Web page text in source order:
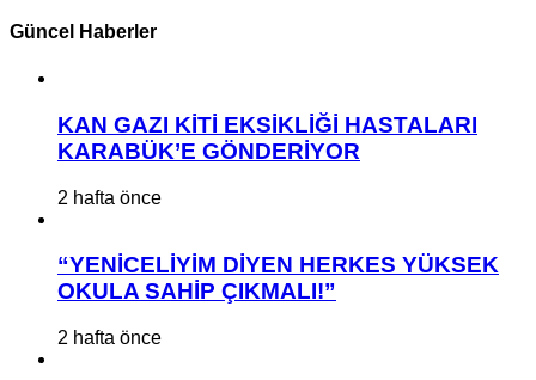
Güncel Haberler
KAN GAZI KİTİ EKSİKLİĞİ HASTALARI
KARABÜK’E GÖNDERİYOR
2 hafta önce
“YENİCELİYİM DİYEN HERKES YÜKSEK
OKULA SAHİP ÇIKMALI!”
2 hafta önce